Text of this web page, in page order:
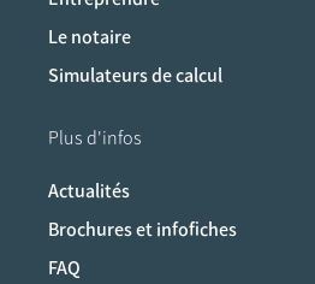
Le notaire
Simulateurs de calcul
Plus d'infos
Actualités
Brochures et infofiches
FAQ